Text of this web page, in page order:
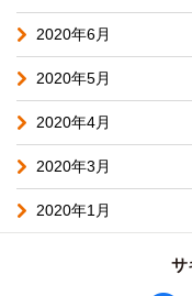
2020年6月
2020年5月
2020年4月
2020年3月
2020年1月
サ